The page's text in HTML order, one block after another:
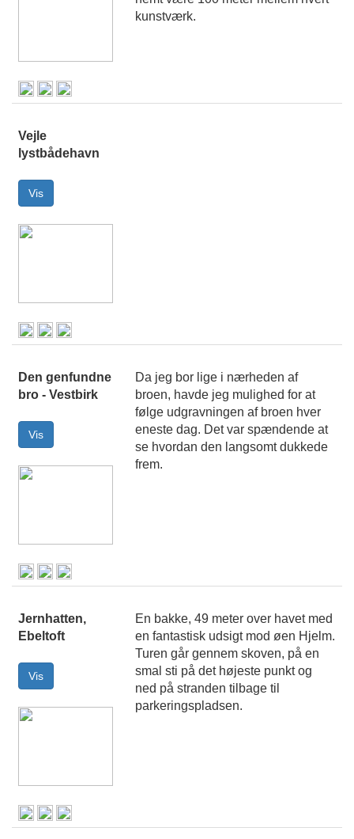
kunstværk.
Vejle
lystbådehavn
Den genfundne
bro - Vestbirk
Da jeg bor lige i nærheden af
broen, havde jeg mulighed for at
følge udgravningen af broen hver
eneste dag. Det var spændende at
se hvordan den langsomt dukkede
frem.
Jernhatten,
Ebeltoft
En bakke, 49 meter over havet med
en fantastisk udsigt mod øen Hjelm.
Turen går gennem skoven, på en
smal sti på det højeste punkt og
ned på stranden tilbage til
parkeringspladsen.